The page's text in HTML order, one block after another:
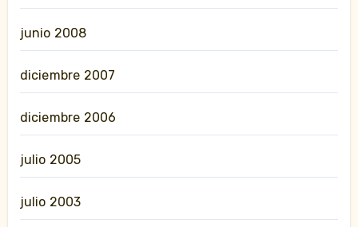
junio 2008
diciembre 2007
diciembre 2006
julio 2005
julio 2003